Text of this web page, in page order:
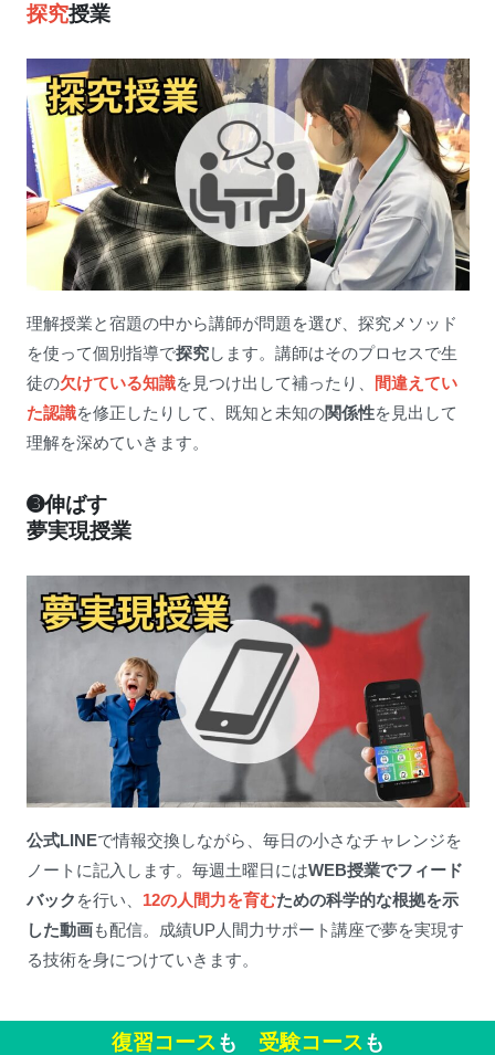
探究授業
理解授業と宿題の中から講師が問題を選び、探究メソッド
を使って個別指導で探究します。講師はそのプロセスで生
徒の欠けている知識を見つけ出して補ったり、
間違えてい
た認識を修正したりして、既知と未知の関係性を見出して
理解を深めていきます。
➌伸ばす
夢実現授業
公式LINEで情報交換しながら、毎日の小さなチャレンジを
ノートに記入します。毎週土曜日にはWEB授業でフィード
バック を行い、 12の人間力を育むための科学的な根拠を示
した動画も配信。成績UP人間力サポート講座で夢を実現す
る技術を身につけていきます。
復習コースも 受験コースも